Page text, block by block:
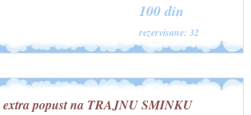
100 din
rezervisane: 32
extra popust na TRAJNU SMINKU